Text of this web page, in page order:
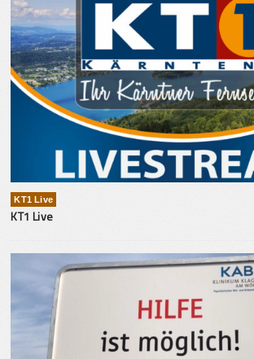
KT1 Live
KT1 Live